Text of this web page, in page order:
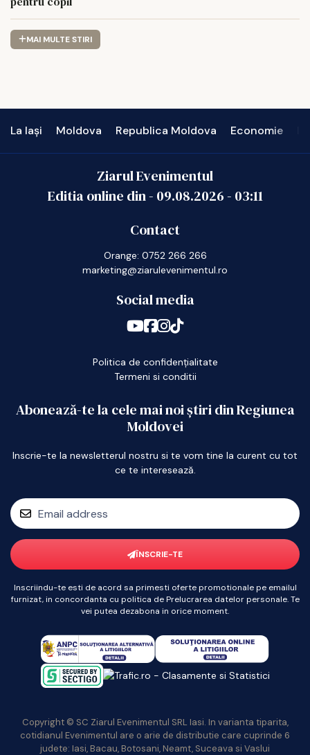
MAI MULTE STIRI
La Iași Moldova Republica Moldova Economie
Ziarul Evenimentul
Editia online din - 09.08.2026- 03:11
Contact
Orange: 0752 266 266
marketing@ziarulevenimentul.ro
Social media
Politica de confidențialitate
Termeni si conditii
Abonează-te la cele mai noi știri din Regiunea
Moldovei
Inscrie-te la newsletterul nostru si te vom tine la curent cu tot
ce te interesează.
ÎNSCRIE-TE
Inscriindu-te esti de acord sa primesti oferte promotionale pe emailul
furnizat, in concordanta cu politica de Prelucrarea datelor personale. Te
vei putea dezabona in orice moment.
Copyright © SC Ziarul Evenimentul SRL Iasi. In varianta tiparita,
cotidianul Evenimentul are o arie de distributie care cuprinde 6
judete: Iasi, Bacau, Botosani, Neamt, Suceava si Vaslui